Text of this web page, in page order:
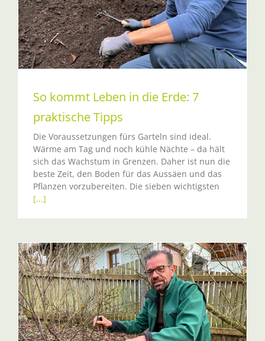
So kommt Leben in die Erde: 7
praktische Tipps
Die Voraussetzungen fürs Garteln sind ideal.
Wärme am Tag und noch kühle Nächte – da hält
sich das Wachstum in Grenzen. Daher ist nun die
beste Zeit, den Boden für das Aussäen und das
Pflanzen vorzubereiten. Die sieben wichtigsten
[...]